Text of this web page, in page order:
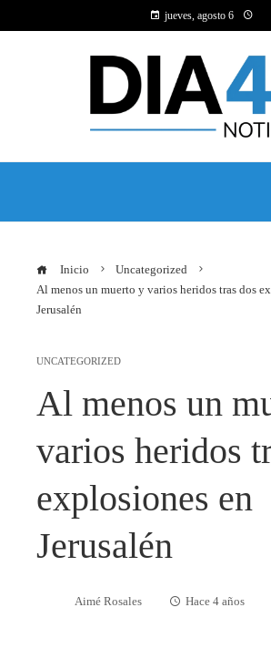
jueves, agosto 6
Inicio
Uncategorized
Al menos un muerto y varios heridos tras dos
Jerusalén
UNCATEGORIZED
Al menos un
varios heridos
explosiones en
Jerusalén
Aimé Rosales Hace 4 años